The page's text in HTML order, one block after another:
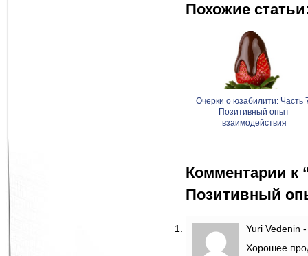
Похожие
Очерки о юзабилити: Часть
Позитивный опыт
взаимодействия
Комментарии к
Позитивный
Yuri Vedenin
Хорошее